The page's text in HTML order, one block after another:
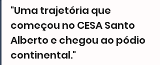
"Uma trajetória que
começou no CESA Santo
Alberto e chegou ao pódio
continental."